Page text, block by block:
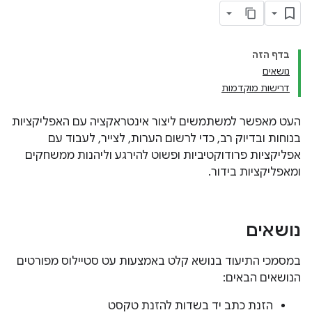
בדף הזה
נושאים
דרישות מוקדמות
העט מאפשר למשתמשים ליצור אינטראקציה עם האפליקציות
בנוחות ובדיוק רב, כדי לרשום הערות, לצייר, לעבוד עם
אפליקציות פרודוקטיביות ופשוט להירגע וליהנות ממשחקים
ומאפליקציות בידור.
נושאים
במסמכי התיעוד בנושא קלט באמצעות עט סטיילוס מפורטים
הנושאים הבאים:
הזנת כתב יד בשדות להזנת טקסט